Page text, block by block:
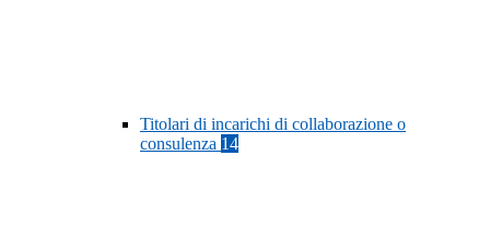
Titolari di incarichi di collaborazione o
consulenza 14